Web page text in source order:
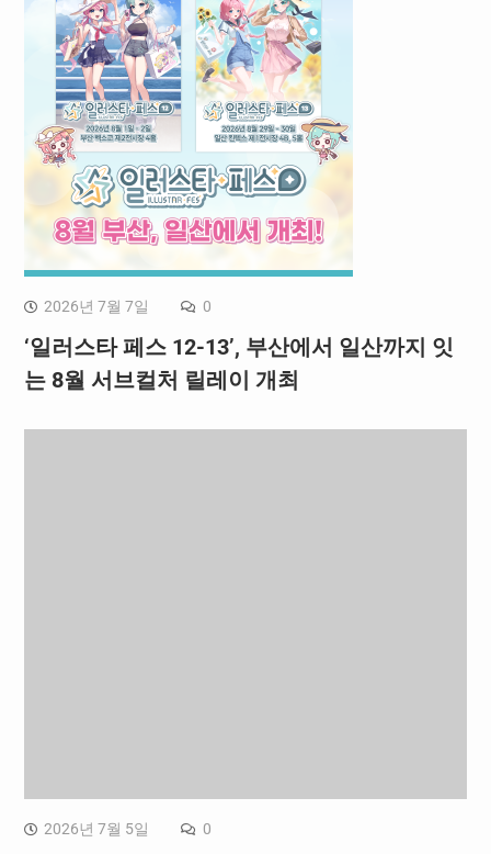
2026년 7월 7일 0
‘일러스타 페스 12-13’, 부산에서 일산까지 잇
는 8월 서브컬처 릴레이 개최
2026년 7월 5일 0